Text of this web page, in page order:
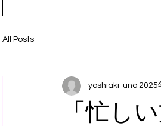
All Posts
「忙し
yoshiaki-uno 2025